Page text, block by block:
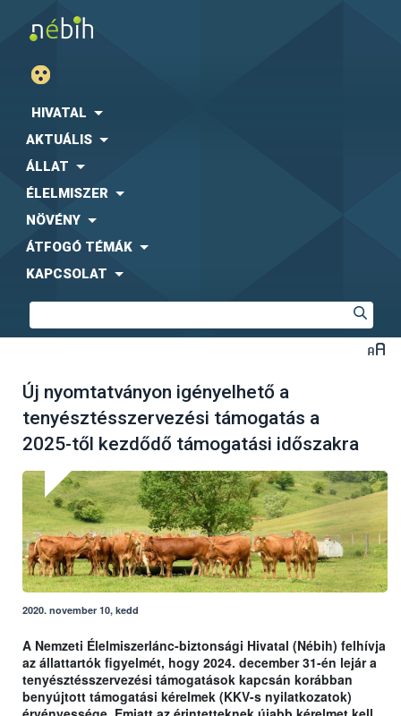
HIVATAL
AKTUÁLIS
ÁLLAT
ÉLELMISZER
NÖVÉNY
ÁTFOGÓ TÉMÁK
KAPCSOLAT
Új nyomtatványon igényelhető a
tenyésztésszervezési támogatás a
2025-től kezdődő támogatási időszakra
2020. november 10, kedd
A Nemzeti Élelmiszerlánc-biztonsági Hivatal (Nébih) felhívja
az állattartók figyelmét, hogy 2024. december 31-én lejár a
tenyésztésszervezési támogatások kapcsán korábban
benyújtott támogatási kérelmek (KKV-s nyilatkozatok)